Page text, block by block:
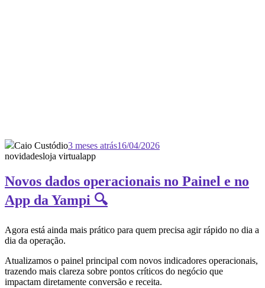
Caio Custódio3 meses atrás16/04/2026
novidadesloja virtualapp
Novos dados operacionais no Painel e no
App da Yampi 🔍
Agora está ainda mais prático para quem precisa agir rápido no dia a
dia da operação.
Atualizamos o painel principal com novos indicadores operacionais,
trazendo mais clareza sobre pontos críticos do negócio que
impactam diretamente conversão e receita.